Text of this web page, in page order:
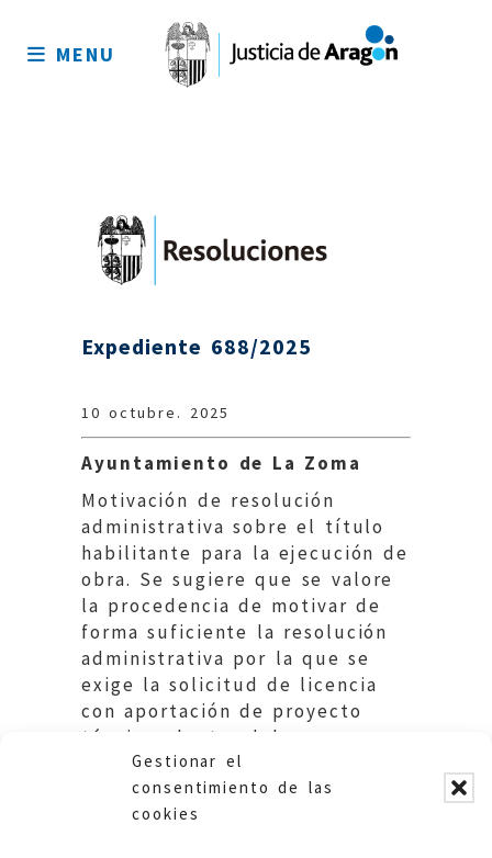
Gestionar el
consentimiento de las
cookies
sitio
MENU
Expediente 688/2025
10 octubre. 2025
Ayuntamiento de La Zoma
Motivación de resolución
administrativa sobre el título
habilitante para la ejecución de
obra. Se sugiere que se valore
la procedencia de motivar de
forma suficiente la resolución
administrativa por la que se
exige la solicitud de licencia
con aportación de proyecto
técnico, dentro del marco
normativo aplicable.